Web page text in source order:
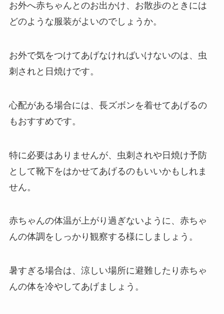
お外へ赤ちゃんとのお出かけ、お散歩のときには
どのような服装がよいのでしょうか。
お外で気をつけてあげなければいけないのは、虫
刺されと日焼けです。
心配がある場合には、長ズボンを着せてあげるの
もおすすめです。
特に必要はありませんが、虫刺されや日焼け予防
として靴下をはかせてあげるのもいいかもしれま
せん。
赤ちゃんの体温が上がり過ぎないように、赤ちゃ
んの体調をしっかり観察する様にしましょう。
暑すぎる場合は、涼しい場所に避難したり赤ちゃ
んの体を冷やしてあげましょう。